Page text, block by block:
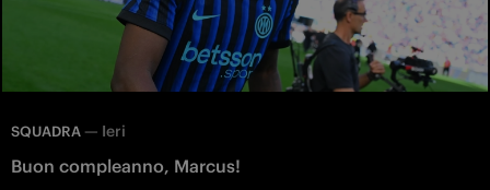
SQUADRA — Ieri
Buon compleanno, Marcus!